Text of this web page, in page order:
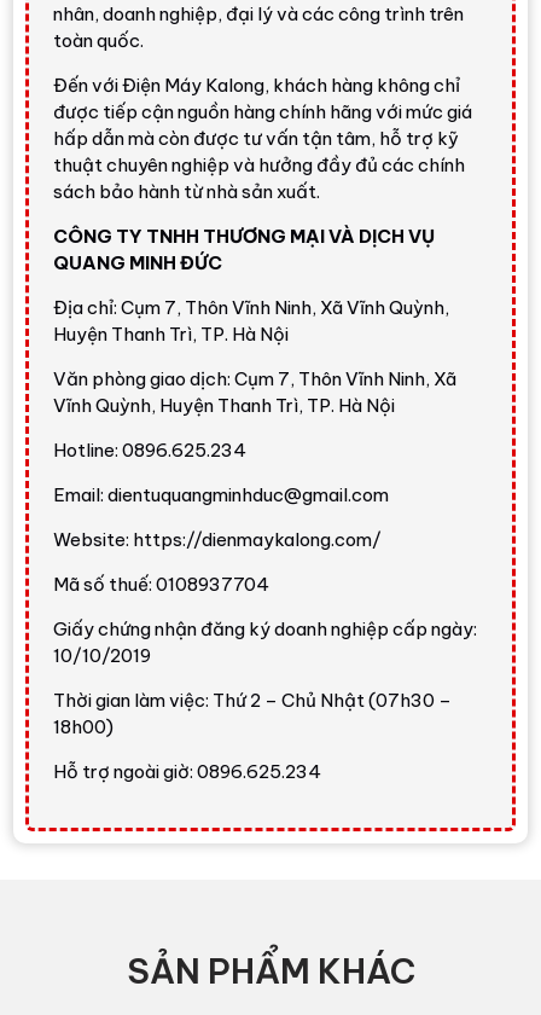
nhân, doanh nghiệp, đại lý và các công trình trên
toàn quốc.
Đến với Điện Máy Kalong, khách hàng không chỉ
được tiếp cận nguồn hàng chính hãng với mức giá
hấp dẫn mà còn được tư vấn tận tâm, hỗ trợ kỹ
thuật chuyên nghiệp và hưởng đầy đủ các chính
sách bảo hành từ nhà sản xuất.
CÔNG TY TNHH THƯƠNG MẠI VÀ DỊCH VỤ
QUANG MINH ĐỨC
Địa chỉ: Cụm 7, Thôn Vĩnh Ninh, Xã Vĩnh Quỳnh,
Huyện Thanh Trì, TP. Hà Nội
Văn phòng giao dịch: Cụm 7, Thôn Vĩnh Ninh, Xã
Vĩnh Quỳnh, Huyện Thanh Trì, TP. Hà Nội
Hotline: 0896.625.234
Email: dientuquangminhduc@gmail.com
Website: https://dienmaykalong.com/
Mã số thuế: 0108937704
Giấy chứng nhận đăng ký doanh nghiệp cấp ngày:
10/10/2019
Thời gian làm việc: Thứ 2 – Chủ Nhật (07h30 –
18h00)
Hỗ trợ ngoài giờ: 0896.625.234
SẢN PHẨM KHÁC